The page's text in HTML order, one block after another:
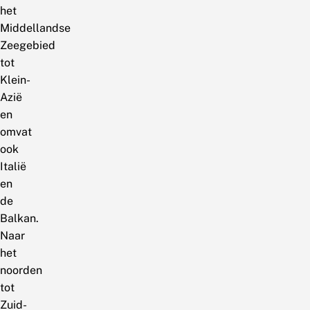
het
Middellandse
Zeegebied
tot
Klein-
Azië
en
omvat
ook
Italië
en
de
Balkan.
Naar
het
noorden
tot
Zuid-